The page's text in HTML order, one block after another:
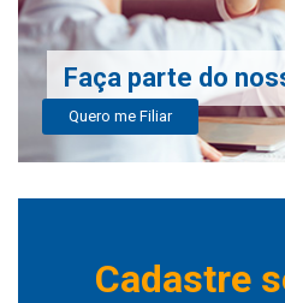
Faça parte do
Quero me Filiar
Cadastre